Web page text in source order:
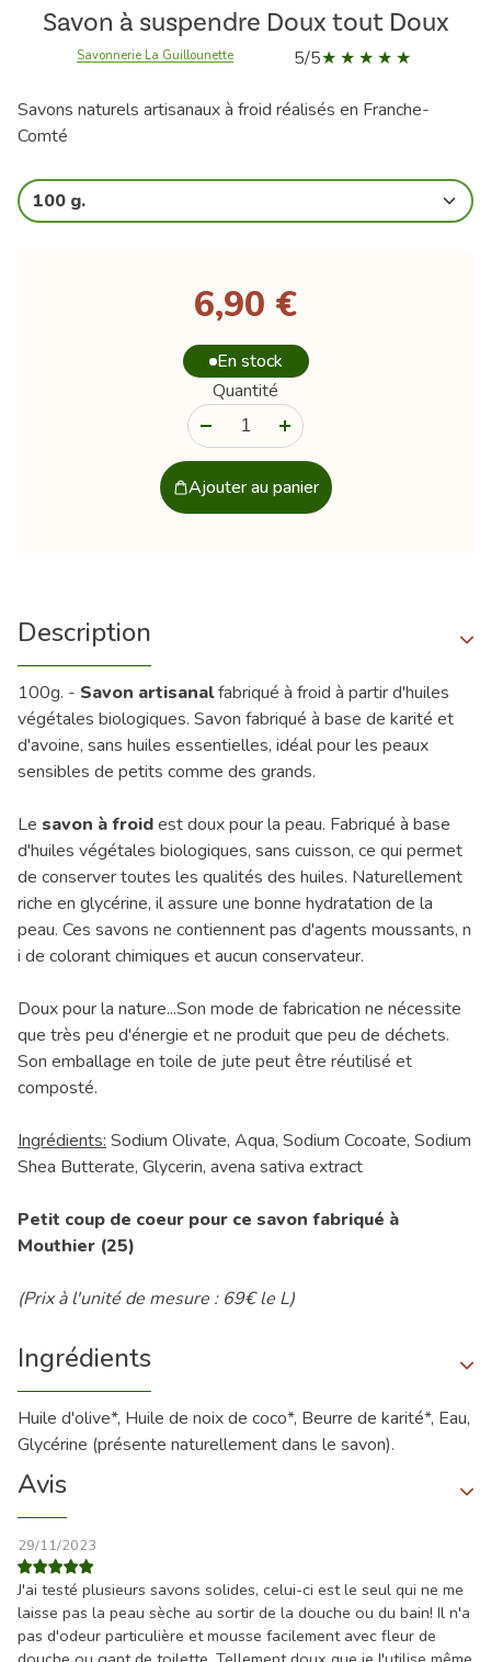
Savon à suspendre Doux tout Doux
Savonnerie La Guillounette 5/5
Savons naturels artisanaux à froid réalisés en Franche-
Comté
100 g.
6,90 €
En stock
Quantité
Ajouter au panier
Description
100g. - Savon artisanalfabriqué à froid à partir d'huiles
végétales biologiques. Savon fabriqué à base de karité et
d'avoine, sans huiles essentielles, idéal pour les peaux
sensibles de petits comme des grands.
Le savon à froidest doux pour la peau. Fabriqué à base
d'huiles végétales biologiques, sans cuisson, ce qui permet
de conserver toutes les qualités des huiles. Naturellement
riche en glycérine, il assure une bonne hydratation de la
peau. Ces savons ne contiennent pas d'agents moussants, n
i de colorant chimiques et aucun conservateur.
Doux pour la nature...Son mode de fabrication ne nécessite
que très peu d'énergie et ne produit que peu de déchets.
Son emballage en toile de jute peut être réutilisé et
composté.
Ingrédients: Sodium Olivate, Aqua, Sodium Cocoate, Sodium
Shea Butterate, Glycerin, avena sativa extract
Petit coup de coeur pour ce savon fabriqué à
Mouthier (25)
(Prix à l'unité de mesure : 69€ le L)
Ingrédients
Huile d'olive*, Huile de noix de coco*, Beurre de karité*, Eau,
Glycérine (présente naturellement dans le savon).
Avis
29/11/2023
J'ai testé plusieurs savons solides, celui-ci est le seul qui ne me
laisse pas la peau sèche au sortir de la douche ou du bain! Il n'a
pas d'odeur particulière et mousse facilement avec fleur de